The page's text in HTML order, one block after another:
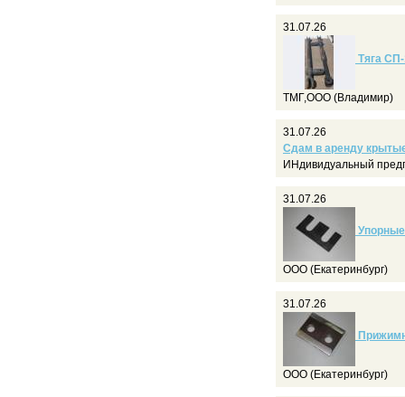
31.07.26
Тяга
ТМГ,ООО (Владимир)
31.07.26
Сдам в аренду
ИНдивидуальный
31.07.26
ООО (Екатеринбург)
31.07.26
ООО (Екатеринбург)